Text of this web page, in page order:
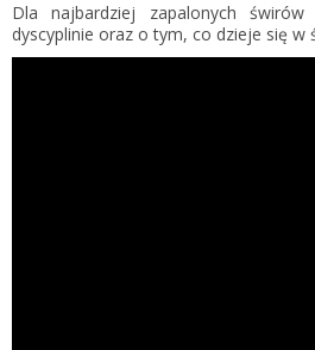
Dla najbardziej zapalonych
dyscyplinie oraz o tym, co dzieje się w